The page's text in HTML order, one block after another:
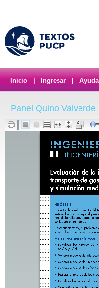
Inicio Ingresar Ayuda
Panel Quino Valverde